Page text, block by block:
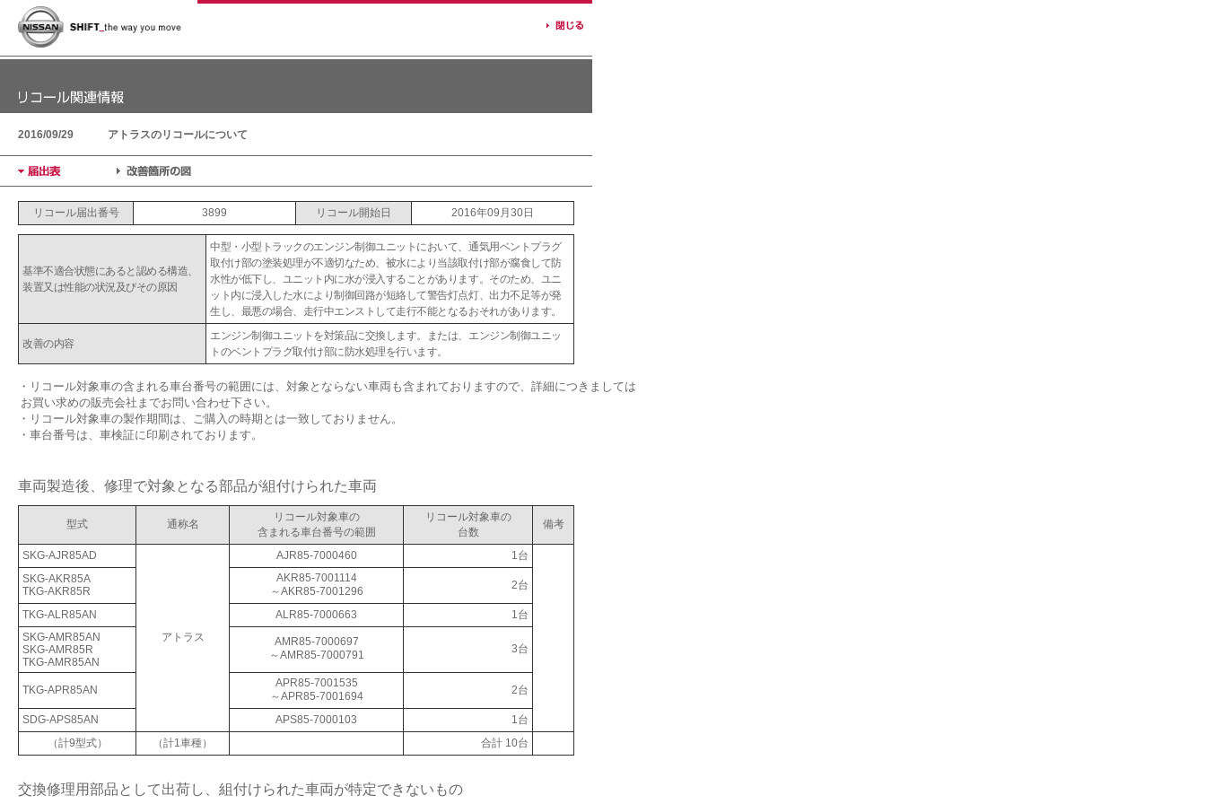
2016/09/29 アトラスのリコールについて
リコール届出番号 3899 リコール開始日 2016年09月30日
基準不適合状態にあると認める構造、
装置又は性能の状況及びその原因
中型・小型トラックのエンジン制御ユニットにおいて、通気用ベントプラグ
取付け部の塗装処理が不適切なため、被水により当該取付け部が腐食して防
水性が低下し、ユニット内に水が浸入することがあります。そのため、ユニ
ット内に浸入した水により制御回路が短絡して警告灯点灯、出力不足等が発
生し、最悪の場合、走行中エンストして走行不能となるおそれがあります。
改善の内容
エンジン制御ユニットを対策品に交換します。または、エンジン制御ユニッ
トのベントプラグ取付け部に防水処理を行います。
・リコール対象車の含まれる車台番号の範囲には、対象とならない車両も含まれておりますので、詳細につきましては
お買い求めの販売会社までお問い合わせ下さい。
・リコール対象車の製作期間は、ご購入の時期とは一致しておりません。
・車台番号は、車検証に印刷されております。
車両製造後、修理で対象となる部品が組付けられた車両
型式 通称名
リコール対象車の
含まれる車台番号の範囲
リコール対象車の
台数
備考
SKG-AJR85AD
アトラス
AJR85-7000460
1台
SKG-AKR85A
TKG-AKR85R
AKR85-7001114
～AKR85-7001296
2台
TKG-ALR85AN ALR85-7000663
1台
SKG-AMR85AN
SKG-AMR85R
TKG-AMR85AN
AMR85-7000697
～AMR85-7000791
3台
TKG-APR85AN
APR85-7001535
～APR85-7001694
2台
SDG-APS85AN APS85-7000103
1台
（計9型式）
（計1車種） 合計 10台
交換修理用部品として出荷し、組付けられた車両が特定できないもの